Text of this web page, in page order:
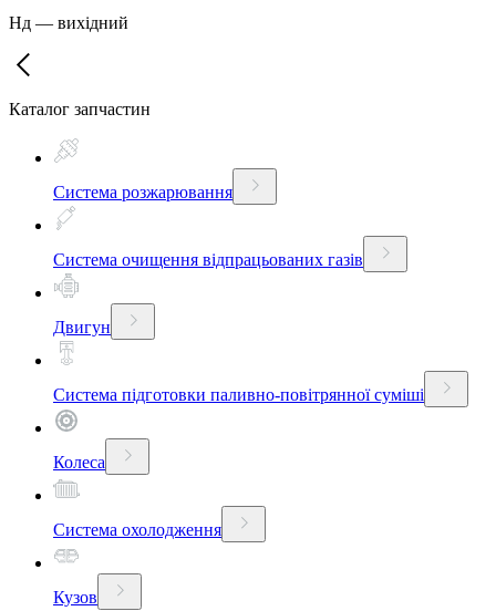
Нд — вихідний
Каталог запчастин
Система розжарювання
Система очищення відпрацьованих газів
Двигун
Система підготовки паливно-повітрянної суміші
Колеса
Система охолодження
Кузов